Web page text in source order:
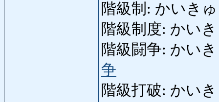
階級制: かいきゅ
階級制度: かい
階級闘争: かい
争
階級打破: かい